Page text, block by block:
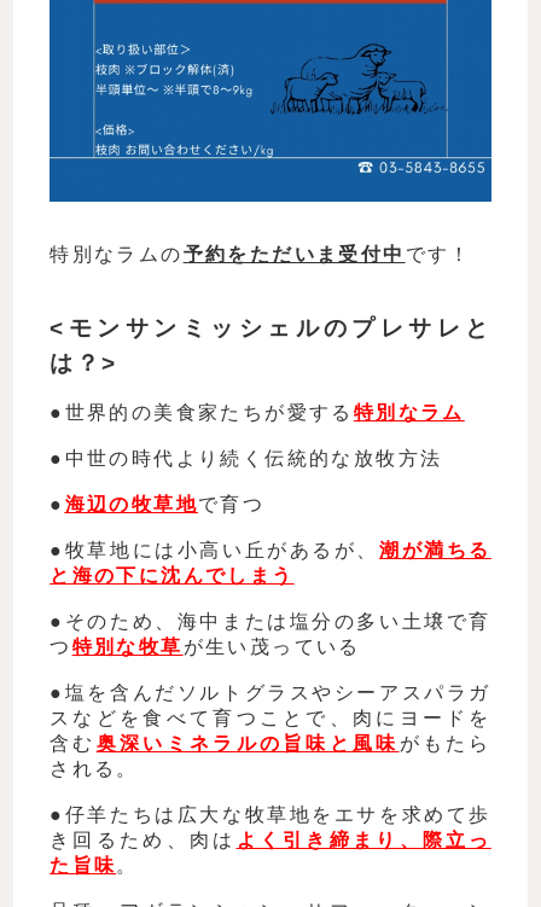
特別なラムの予約をただいま受付中 です！
<モンサンミッシェルのプレサレと
は？>
● 世界的の美食家たちが愛する 特別なラム
● 中世の時代より続く伝統的な放牧方法
● 海辺の牧草地で育つ
● 牧草地には小高い丘があるが、潮が満ちる
と海の下に沈んでしまう
● そのため、海中または塩分の多い土壌で育
つ 特別な牧草 が生い茂っている
● 塩を含んだソルトグラスやシーアスパラガ
スなどを食べて育つことで、肉にヨードを
含む 奥深いミネラルの旨味と風味 がもたら
される。
● 仔羊たちは広大な牧草地をエサを求めて歩
き回るため、肉は よく引き締まり、際立っ
た旨味 。